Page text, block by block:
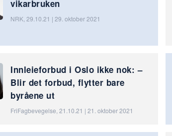
vikarbruken
NRK, 29.10.21 | 29. oktober 2021
Innleieforbud i Oslo ikke nok: –
Blir det forbud, flytter bare
byråene ut
FriFagbevegelse, 21.10.21 | 21. oktober 2021